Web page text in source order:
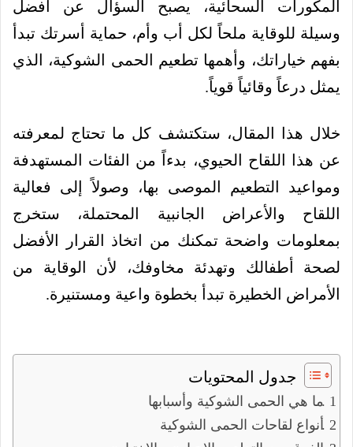
المكورات السحائية، يصبح السؤال عن أفضل
وسيلة للوقاية ملحاً لكل أب وأم، حماية أسرتك تبدأ
بفهم خياراتك، وأهمها تطعيم الحمى الشوكية، الذي
يمثل درعاً وقائياً قوياً.
خلال هذا المقال، ستكتشف كل ما تحتاج لمعرفته
عن هذا اللقاح الحيوي، بدءاً من الفئات المستهدفة
ومواعيد التطعيم الموصى بها، وصولاً إلى فعالية
اللقاح والأعراض الجانبية المحتملة، ستخرج
بمعلومات واضحة تمكنك من اتخاذ القرار الأفضل
لصحة أطفالك وتهدئة مخاوفك، لأن الوقاية من
الأمراض الخطيرة تبدأ بخطوة واعية ومستنيرة.
جدول المحتويات
ما هي الحمى الشوكية وأسبابها
أنواع لقاحات الحمى الشوكية